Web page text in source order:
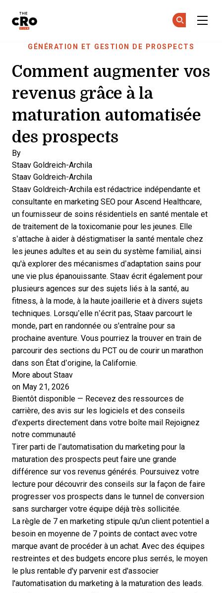
Skip to main content
GÉNÉRATION ET GESTION DE PROSPECTS
Comment augmenter vos
revenus grâce à la
maturation automatisée
des prospects
By
Staav Goldreich-Archila
Staav Goldreich-Archila
Staav Goldreich-Archila est rédactrice indépendante et
consultante en marketing SEO pour Ascend Healthcare,
un fournisseur de soins résidentiels en santé mentale et
de traitement de la toxicomanie pour les jeunes. Elle
s’attache à aider à déstigmatiser la santé mentale chez
les jeunes adultes et au sein du système familial, ainsi
qu'à explorer des mécanismes d’adaptation sains pour
une vie plus épanouissante. Staav écrit également pour
plusieurs agences sur des sujets liés à la santé, au
fitness, à la mode, à la haute joaillerie et à divers sujets
techniques. Lorsqu’elle n’écrit pas, Staav parcourt le
monde, part en randonnée ou s'entraîne pour sa
prochaine aventure. Vous pourriez la trouver en train de
parcourir des sections du PCT ou de courir un marathon
dans son État d’origine, la Californie.
More about Staav
on May 21, 2026
Bientôt disponible — Recevez des ressources de
carrière, des avis sur les logiciels et des conseils
d'experts directement dans votre boîte mail
Rejoignez
notre communauté
Tirer parti de l’automatisation du marketing pour la
maturation des prospects peut faire une grande
différence sur vos revenus générés. Poursuivez votre
lecture pour découvrir des conseils sur la façon de faire
progresser vos prospects dans le tunnel de conversion
sans surcharger votre équipe déjà très sollicitée.
La règle de 7 en marketing stipule qu'un client potentiel a
besoin en moyenne de 7 points de contact avec votre
marque avant de procéder à un achat. Avec des équipes
restreintes et des budgets encore plus serrés, le moyen
le plus rentable d'y parvenir est d'associer
l'automatisation du marketing à la maturation des leads.